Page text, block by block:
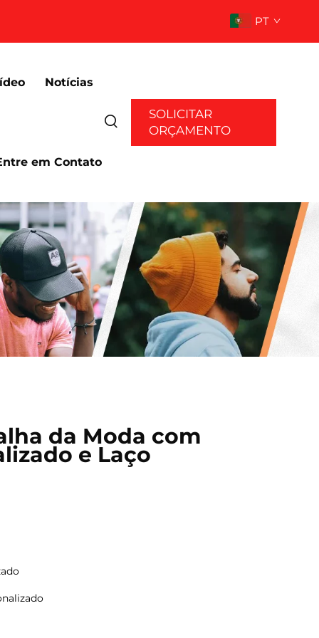
PT
Notícias
em Contato
SOLICITAR
ORÇAMENTO
da Moda com
e Laço